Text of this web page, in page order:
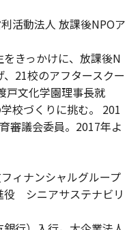
活動法人 放課後NPOア
きっかけに、放課後N
21校のアフタースクー
戸文化学園理事長就
校づくりに挑む。 201
審議会委員。2017年よ
ィナンシャルグループ
役 シニアサステナビリ